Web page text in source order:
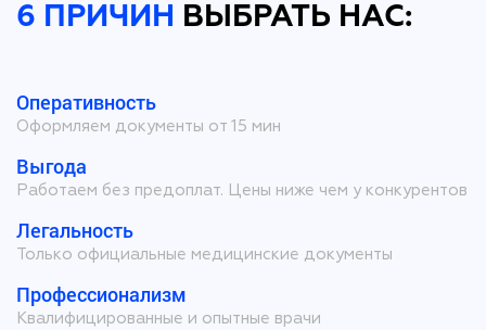
6 ПРИЧИН ВЫБРАТЬ НАС:
Оперативность
Оформляем документы от 15 мин
Выгода
Работаем без предоплат. Цены ниже чем у конкурентов
Легальность
Только официальные медицинские документы
Профессионализм
Квалифицированные и опытные врачи